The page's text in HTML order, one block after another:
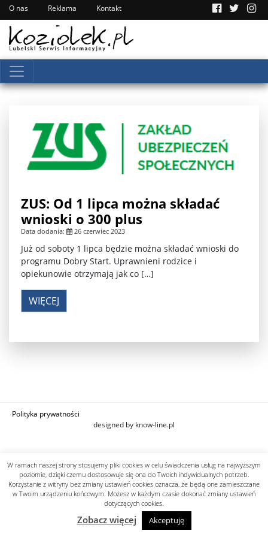
O nas Reklama Kontakt
ZUS: Od 1 lipca można składać
wnioski o 300 plus
Data dodania: 26 czerwiec 2023
Już od soboty 1 lipca będzie można składać wnioski do
programu Dobry Start. Uprawnieni rodzice i
opiekunowie otrzymają jak co […]
WIĘCEJ
Polityka prywatności
designed by know-line.pl
W ramach naszej strony stosujemy pliki cookies w celu świadczenia usług na najwyższym
poziomie, dzięki czemu dostosowuje się ona do Twoich indywidualnych potrzeb.
Korzystanie z witryny bez zmiany ustawień cookies oznacza, że będą one zamieszczane
w Twoim urządzeniu końcowym. Możesz w każdym czasie dokonać zmiany ustawień
dotyczących cookies.
Zobacz więcej Akceptuję